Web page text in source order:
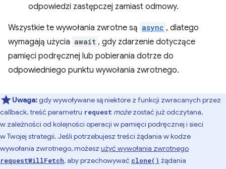
odpowiedzi zastępczej zamiast odmowy.
Wszystkie te wywołania zwrotne są async , dlatego
wymagają użycia await , gdy zdarzenie dotyczące
pamięci podręcznej lub pobierania dotrze do
odpowiedniego punktu wywołania zwrotnego.
Uwaga:gdy wywoływane są niektóre z funkcji zwracanych przez
callback, treść parametru request możezostać już odczytana,
w zależności od kolejności operacji w pamięci podręcznej i sieci
w Twojej strategii. Jeśli potrzebujesz treści żądania w kodze
wywołania zwrotnego, możesz użyć wywołania zwrotnego
requestWillFetch, aby przechowywać clone() żądania